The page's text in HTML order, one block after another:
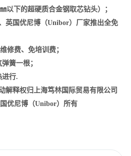
㎜以下的超硬质合金钢取芯钻头）；
英国优尼博（Unibor）厂家推出全免
修费、免培训费；
簧一根；
进行.
解释权归上海笃林国际贸易有限公司
优尼博（Unibor）所有